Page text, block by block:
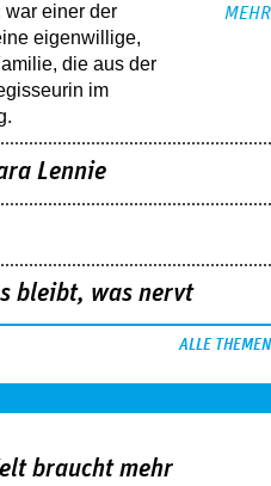
war einer der
eigenwillige,
die aus der
im
MEHR
Lennie
bleibt, was nervt
ALLE THEMEN
braucht mehr